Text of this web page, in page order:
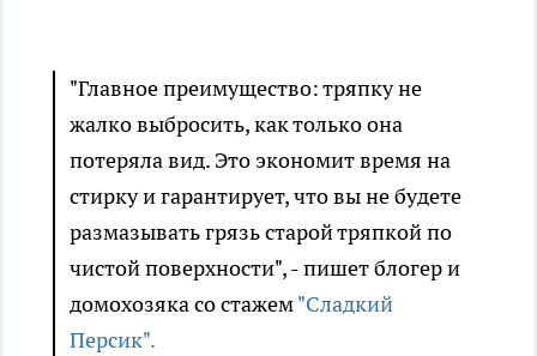
"Главное преимущество: тряпку не
жалко выбросить, как только она
потеряла вид. Это экономит время на
стирку и гарантирует, что вы не будете
размазывать грязь старой тряпкой по
чистой поверхности", - пишет блогер и
домохозяка со стажем"Сладкий
Персик".